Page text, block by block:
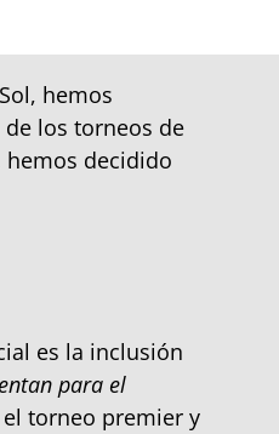
hemos
los torneos de
decidido
es la inclusión
para el
torneo premier y